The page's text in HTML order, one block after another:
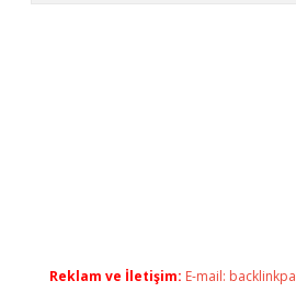
Reklam ve İletişim: E-mail: